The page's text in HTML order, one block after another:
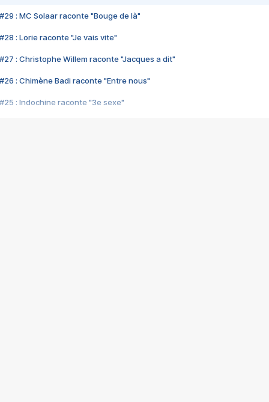
#29 : MC Solaar raconte "Bouge de là"
#28 : Lorie raconte "Je vais vite"
#27 : Christophe Willem raconte "Jacques a dit"
#26 : Chimène Badi raconte "Entre nous"
#25 : Indochine raconte "3e sexe"